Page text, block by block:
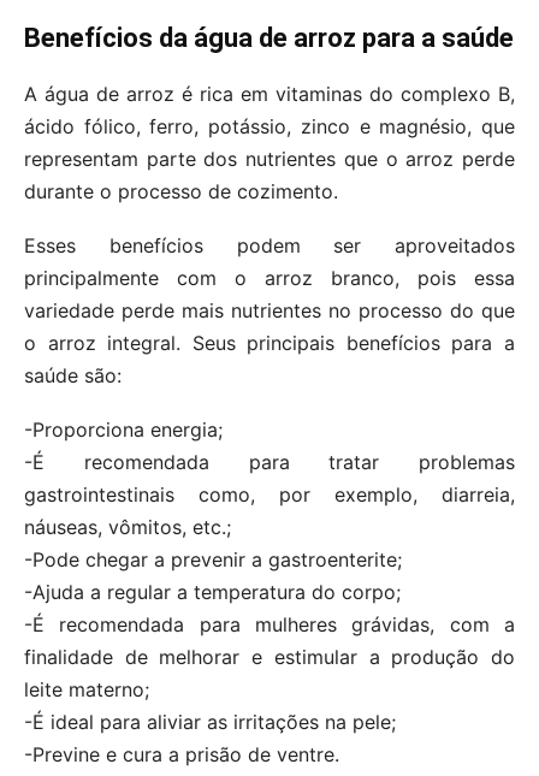
Benefícios da água de arroz para a saúde
A água de arroz é rica em vitaminas do complexo B,
ácido fólico, ferro, potássio, zinco e magnésio, que
representam parte dos nutrientes que o arroz perde
durante o processo de cozimento.
Esses benefícios podem ser aproveitados
principalmente com o arroz branco, pois essa
variedade perde mais nutrientes no processo do que
o arroz integral. Seus principais benefícios para a
saúde são:
-Proporciona energia;
-É recomendada para tratar problemas
gastrointestinais como, por exemplo, diarreia,
náuseas, vômitos, etc.;
-Pode chegar a prevenir a gastroenterite;
-Ajuda a regular a temperatura do corpo;
-É recomendada para mulheres grávidas, com a
finalidade de melhorar e estimular a produção do
leite materno;
-É ideal para aliviar as irritações na pele;
-Previne e cura a prisão de ventre.